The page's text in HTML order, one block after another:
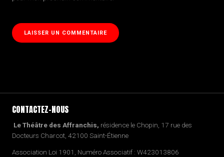
CONTACTEZ-NOUS
Le Théâtre des Affranchis, résidence le Chopin, 17 rue des
Docteurs Charcot, 42100 Saint-Étienne
Association Loi 1901, Numéro Associatif : W423013806